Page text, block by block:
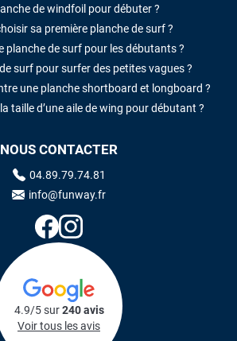
de windfoil pour débuter ?
sa première planche de surf ?
planche de surf pour les débutants ?
surf pour surfer des petites vagues ?
une planche shortboard et longboard ?
taille d’une aile de wing pour débutant ?
NOUS CONTACTER
04.89.79.74.81
info@funway.fr
4.9/5 sur240 avis
Voir tous les avis